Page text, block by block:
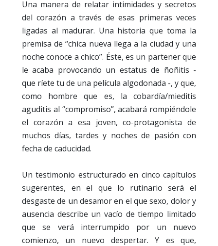
Una manera de relatar intimidades y secretos
del corazón a través de esas primeras veces
ligadas al madurar. Una historia que toma la
premisa de “chica nueva llega a la ciudad y una
noche conoce a chico”. Éste, es un partener que
le acaba provocando un estatus de ñoñitis -
que ríete tu de una película algodonada -, y que,
como hombre que es, la cobardía/mieditis
aguditis al “compromiso”, acabará rompiéndole
el corazón a esa joven, co-protagonista de
muchos días, tardes y noches de pasión con
fecha de caducidad.
Un testimonio estructurado en cinco capítulos
sugerentes, en el que lo rutinario será el
desgaste de un desamor en el que sexo, dolor y
ausencia describe un vacío de tiempo limitado
que se verá interrumpido por un nuevo
comienzo, un nuevo despertar. Y es que,